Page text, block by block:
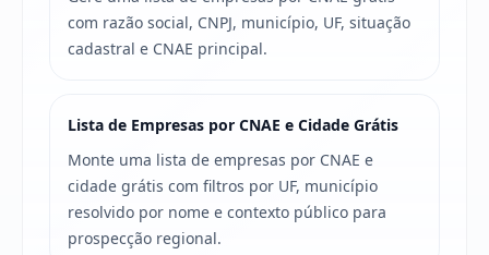
com razão social, CNPJ, município, UF, situação
cadastral e CNAE principal.
Lista de Empresas por CNAE e Cidade Grátis
Monte uma lista de empresas por CNAE e
cidade grátis com filtros por UF, município
resolvido por nome e contexto público para
prospecção regional.